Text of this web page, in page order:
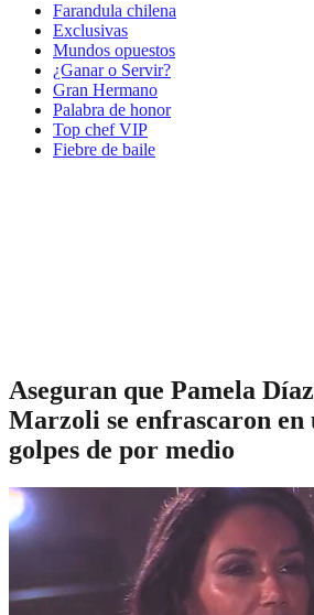
Farandula chilena
Exclusivas
Mundos opuestos
¿Ganar o Servir?
Gran Hermano
Palabra de honor
Top chef VIP
Fiebre de baile
Aseguran que Pamela
Marzoli se enfrascaron en
golpes de por medio